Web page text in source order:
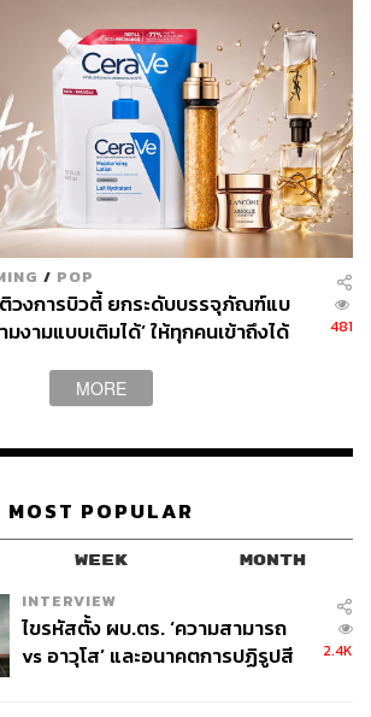
/ POP
ติวงการบิวตี้ ยกระดับบรรจุภัณฑ์แบ
งามแบบเติมได้’ ให้ทุกคนเข้าถึงได้
481
MORE
MOST POPULAR
WEEK MONTH
INTERVIEW
ไขรหัสตั้ง ผบ.ตร. ‘ความสามารถ
vs อาวุโส’ และอนาคตการปฏิรูปสี
2.4K